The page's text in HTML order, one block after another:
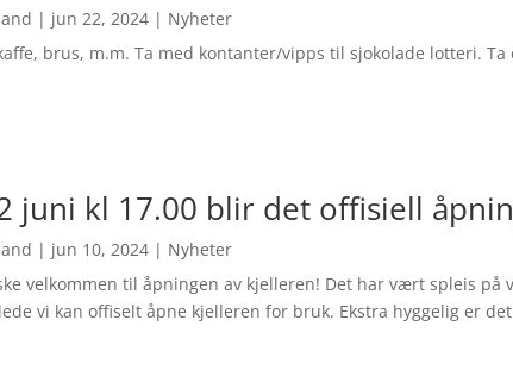
| jun 22, 2024 | Nyheter
brus, m.m. Ta med kontanter/vipps til sjokolade lotteri.
juni kl 17.00 blir det offisiell
| jun 10, 2024 | Nyheter
velkommen til åpningen av kjelleren! Det har vært spleis
vi kan offiselt åpne kjelleren for bruk. Ekstra hyggelig er